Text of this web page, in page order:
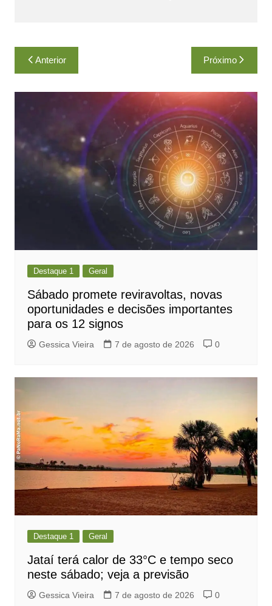
Navegação
de
Post
Anterior Próximo
Destaque 1 Geral
Sábado promete reviravoltas, novas
oportunidades e decisões importantes
para os 12 signos
Gessica Vieira 7 de agosto de 2026 0
Destaque 1 Geral
Jataí terá calor de 33°C e tempo seco
neste sábado; veja a previsão
Gessica Vieira 7 de agosto de 2026 0